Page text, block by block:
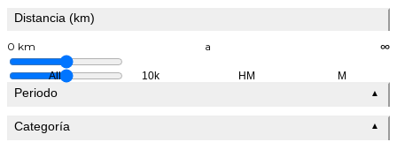
Distancia (km)
0 km a ∞
All 10k HM M
Periodo ▲
Categoría ▲